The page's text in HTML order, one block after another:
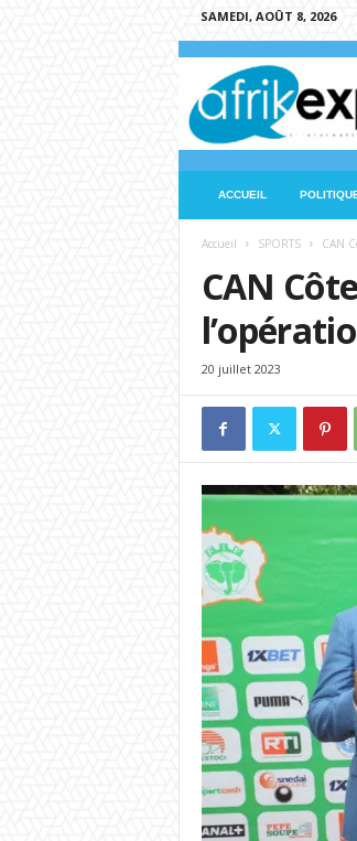
SAMEDI, AOÛT 8, 2026
e
ACCUEIL
Accueil SPORTS CAN
CAN
20 juillet 2023